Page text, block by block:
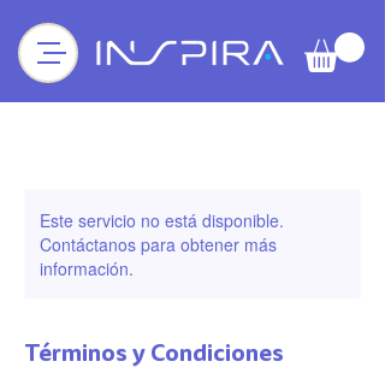
Este servicio no está disponible.
Contáctanos para obtener más
información.
Términos y Condiciones